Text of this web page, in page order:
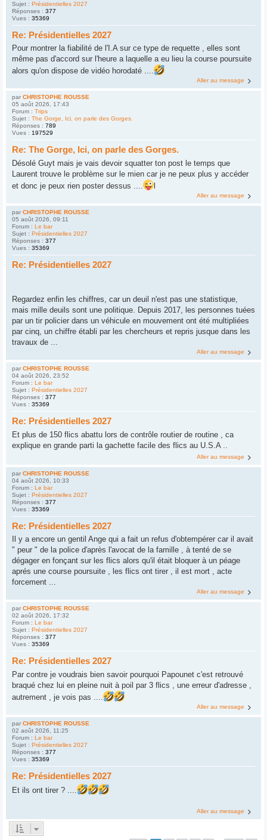
Sujet : Présidentielles 2027
Réponses : 377
Vues : 35369
Re: Présidentielles 2027
Pour montrer la fiabilité de l'I.A sur ce type de requette , elles sont
même pas d'accord sur l'heure a laquelle a eu lieu la course poursuite
alors qu'on dispose de vidéo horodaté ....
Aller au message
par CHRISTOPHE ROUSSE
05 août 2026, 17:43
Forum : Trips
Sujet : The Gorge, Ici, on parle des Gorges.
Réponses : 789
Vues : 197529
Re: The Gorge, Ici, on parle des Gorges.
Désolé Guyt mais je vais devoir squatter ton post le temps que
Laurent trouve le problème sur le mien car je ne peux plus y accéder
et donc je peux rien poster dessus ....
l
Aller au message
par CHRISTOPHE ROUSSE
05 août 2026, 09:11
Forum : Le bar
Sujet : Présidentielles 2027
Réponses : 377
Vues : 35369
Re: Présidentielles 2027
Regardez enfin les chiffres, car un deuil n'est pas une statistique,
mais mille deuils sont une politique. Depuis 2017, les personnes tuées
par un tir policier dans un véhicule en mouvement ont été multipliées
par cinq, un chiffre établi par les chercheurs et repris jusque dans les
travaux de ...
Aller au message
par CHRISTOPHE ROUSSE
04 août 2026, 23:52
Forum : Le bar
Sujet : Présidentielles 2027
Réponses : 377
Vues : 35369
Re: Présidentielles 2027
Et plus de 150 flics abattu lors de contrôle routier de routine , ca
explique en grande parti la gachette facile des flics au U.S.A ..
Aller au message
par CHRISTOPHE ROUSSE
04 août 2026, 10:33
Forum : Le bar
Sujet : Présidentielles 2027
Réponses : 377
Vues : 35369
Re: Présidentielles 2027
Il y a encore un gentil Ange qui a fait un refus d'obtempérer car il avait
" peur " de la police d'après l'avocat de la famille , à tenté de se
dégager en fonçant sur les flics alors qu'il était bloquer à un péage
aprés une course poursuite , les flics ont tirer , il est mort , acte
forcement ...
Aller au message
par CHRISTOPHE ROUSSE
02 août 2026, 17:32
Forum : Le bar
Sujet : Présidentielles 2027
Réponses : 377
Vues : 35369
Re: Présidentielles 2027
Par contre je voudrais bien savoir pourquoi Papounet c'est retrouvé
braqué chez lui en pleine nuit à poil par 3 flics , une erreur d'adresse ,
autrement , je vois pas ....
Aller au message
par CHRISTOPHE ROUSSE
02 août 2026, 11:25
Forum : Le bar
Sujet : Présidentielles 2027
Réponses : 377
Vues : 35369
Re: Présidentielles 2027
Et ils ont tirer ? ....
Aller au message